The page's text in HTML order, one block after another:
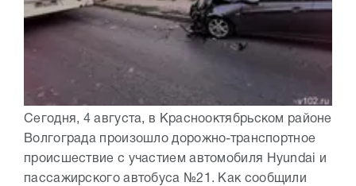
Сегодня, 4 августа, в Краснооктябрьском районе
Волгограда произошло дорожно-транспортное
происшествие с участием автомобиля Hyundai и
пассажирского автобуса №21. Как сообщили